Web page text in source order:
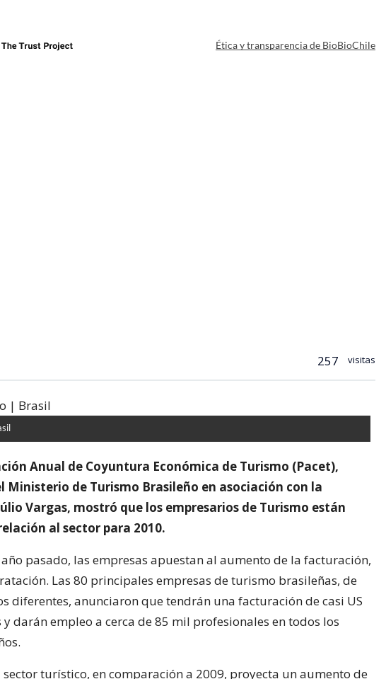
Ética y transparencia de BioBioChile
257 visitas
Anual de Coyuntura Económica de Turismo (Pacet),
Ministerio de Turismo Brasileño en asociación con la
Vargas, mostró que los empresarios de Turismo están
al sector para 2010.
pasado, las empresas apuestan al aumento de la facturación,
Las 80 principales empresas de turismo brasileñas, de
diferentes, anunciaron que tendrán una facturación de casi US
darán empleo a cerca de 85 mil profesionales en todos los
sector turístico, en comparación a 2009, proyecta un aumento de